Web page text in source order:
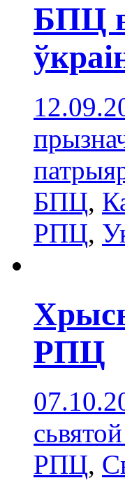
БПЦ
БПЦ,
РПЦ,
РПЦ
РПЦ,